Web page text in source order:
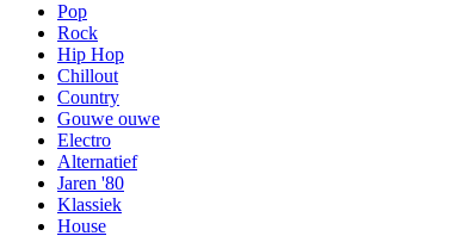
Pop
Rock
Hip Hop
Chillout
Country
Gouwe ouwe
Electro
Alternatief
Jaren '80
Klassiek
House